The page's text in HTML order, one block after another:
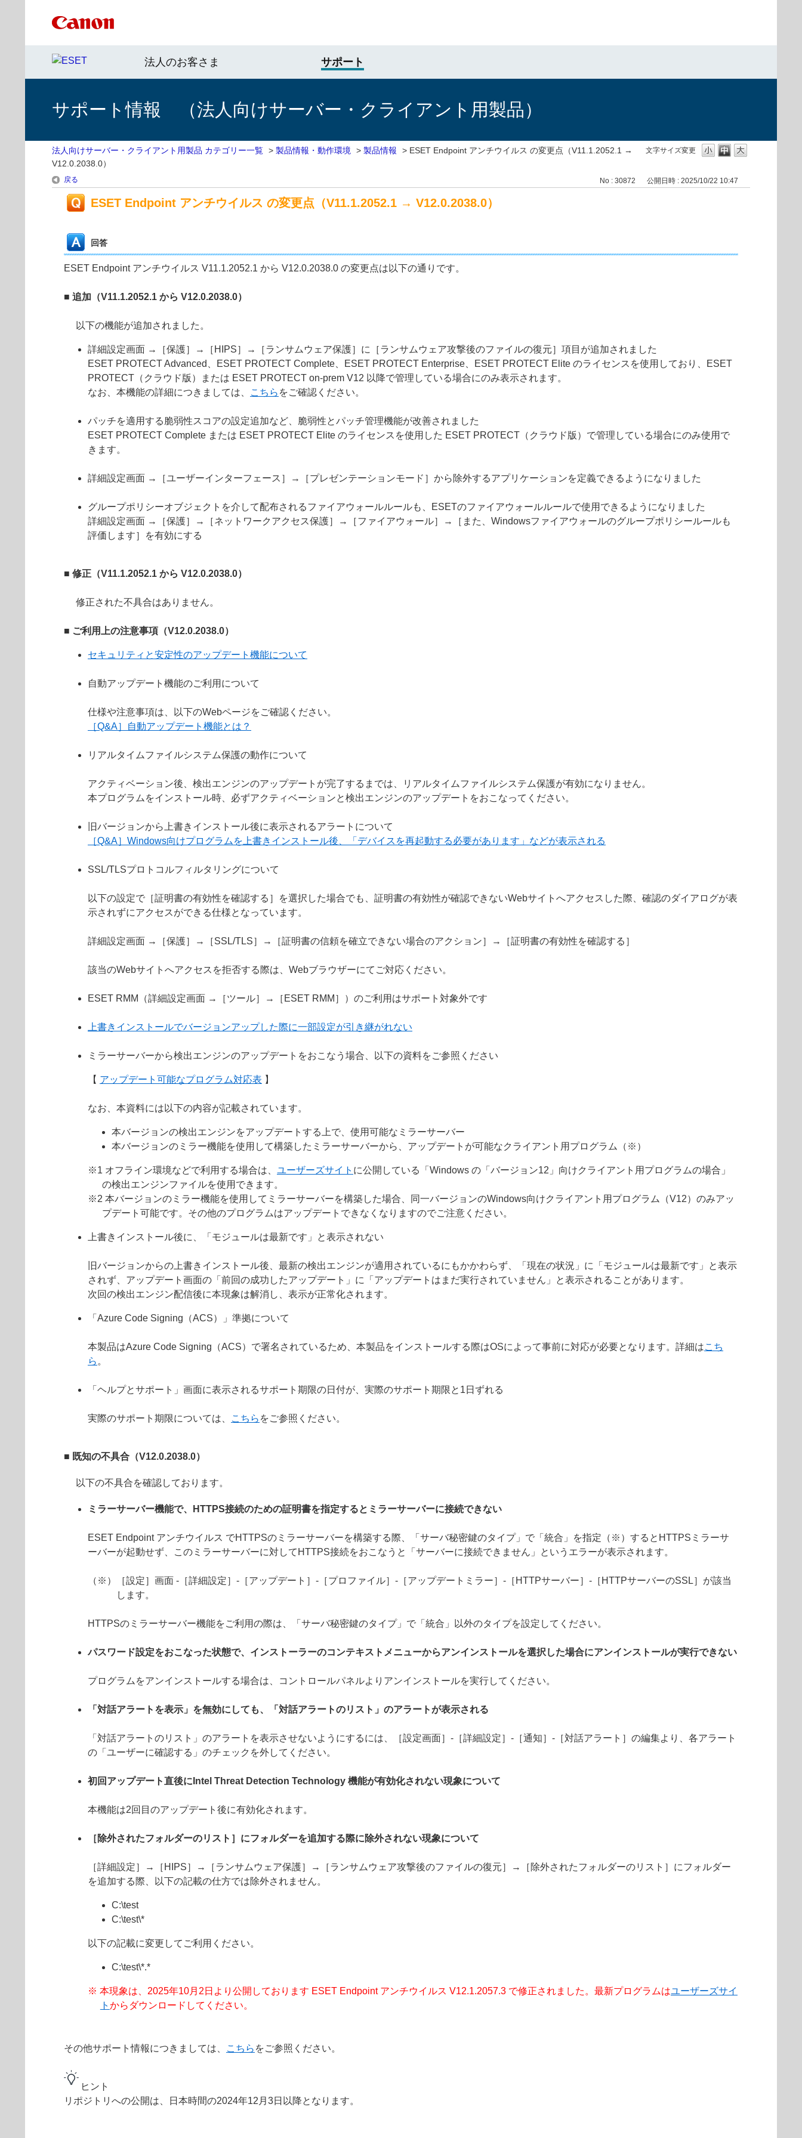
法人のお客さま サポート
サポート情報 （法人向けサーバー・クライアント用製品）
文字サイズ変更
法人向けサーバー・クライアント用製品 カテゴリー一覧 > 製品情報・動作環境 > 製品情報 > ESET Endpoint アンチウイルス の変更点（V11.1.2052.1 →
V12.0.2038.0）
戻る No : 30872 公開日時 : 2025/10/22 10:47
ESET Endpoint アンチウイルス の変更点（V11.1.2052.1 → V12.0.2038.0）
回答
ESET Endpoint アンチウイルス V11.1.2052.1 から V12.0.2038.0 の変更点は以下の通りです。
■ 追加（V11.1.2052.1 から V12.0.2038.0）
以下の機能が追加されました。
詳細設定画面 →［保護］→［HIPS］→［ランサムウェア保護］に［ランサムウェア攻撃後のファイルの復元］項目が追加されました
ESET PROTECT Advanced、ESET PROTECT Complete、ESET PROTECT Enterprise、ESET PROTECT Elite のライセンスを使用しており、ESET
PROTECT（クラウド版）または ESET PROTECT on-prem V12 以降で管理している場合にのみ表示されます。
なお、本機能の詳細につきましては、
こちら をご確認ください。
パッチを適用する脆弱性スコアの設定追加など、脆弱性とパッチ管理機能が改善されました
ESET PROTECT Complete または ESET PROTECT Elite のライセンスを使用した ESET PROTECT（クラウド版）で管理している場合にのみ使用で
きます。
詳細設定画面 →［ユーザーインターフェース］→［プレゼンテーションモード］から除外するアプリケーションを定義できるようになりました
グループポリシーオブジェクトを介して配布されるファイアウォールルールも、ESETのファイアウォールルールで使用できるようになりました
詳細設定画面 →［保護］→［ネットワークアクセス保護］→［ファイアウォール］→［また、Windowsファイアウォールのグループポリシールールも
評価します］を有効にする
■ 修正（V11.1.2052.1 から V12.0.2038.0）
修正された不具合はありません。
■ ご利用上の注意事項（V12.0.2038.0）
セキュリティと安定性のアップデート機能について
自動アップデート機能のご利用について
仕様や注意事項は、以下のWebページをご確認ください。
［Q&A］自動アップデート機能とは？
リアルタイムファイルシステム保護の動作について
アクティベーション後、検出エンジンのアップデートが完了するまでは、リアルタイムファイルシステム保護が有効になりません。
本プログラムをインストール時、必ずアクティベーションと検出エンジンのアップデートをおこなってください。
旧バージョンから上書きインストール後に表示されるアラートについて
［Q&A］Windows向けプログラムを上書きインストール後、「デバイスを再起動する必要があります」などが表示される
SSL/TLSプロトコルフィルタリングについて
以下の設定で［証明書の有効性を確認する］を選択した場合でも、証明書の有効性が確認できないWebサイトへアクセスした際、確認のダイアログが表
示されずにアクセスができる仕様となっています。
詳細設定画面 →［保護］→［SSL/TLS］→［証明書の信頼を確立できない場合のアクション］→［証明書の有効性を確認する］
該当のWebサイトへアクセスを拒否する際は、Webブラウザーにてご対応ください。
ESET RMM（詳細設定画面 →［ツール］→［ESET RMM］）のご利用はサポート対象外です
上書きインストールでバージョンアップした際に一部設定が引き継がれない
ミラーサーバーから検出エンジンのアップデートをおこなう場合、以下の資料をご参照ください
【 アップデート可能なプログラム対応表 】
なお、本資料には以下の内容が記載されています。
本バージョンの検出エンジンをアップデートする上で、使用可能なミラーサーバー
本バージョンのミラー機能を使用して構築したミラーサーバーから、アップデートが可能なクライアント用プログラム（※）
※1 オフライン環境などで利用する場合は、 ユーザーズサイト に公開している「Windows の「バージョン12」向けクライアント用プログラムの場合」
の検出エンジンファイルを使用できます。
※2 本バージョンのミラー機能を使用してミラーサーバーを構築した場合、同一バージョンのWindows向けクライアント用プログラム（V12）のみアッ
プデート可能です。その他のプログラムはアップデートできなくなりますのでご注意ください。
上書きインストール後に、「モジュールは最新です」と表示されない
旧バージョンからの上書きインストール後、最新の検出エンジンが適用されているにもかかわらず、「現在の状況」に「モジュールは最新です」と表示
されず、アップデート画面の「前回の成功したアップデート」に「アップデートはまだ実行されていません」と表示されることがあります。
次回の検出エンジン配信後に本現象は解消し、表示が正常化されます。
「Azure Code Signing（ACS）」準拠について
本製品はAzure Code Signing（ACS）で署名されているため、本製品をインストールする際はOSによって事前に対応が必要となります。詳細はこち
ら 。
「ヘルプとサポート」画面に表示されるサポート期限の日付が、実際のサポート期限と1日ずれる
実際のサポート期限については、 こちら をご参照ください。
■ 既知の不具合（V12.0.2038.0）
以下の不具合を確認しております。
ミラーサーバー機能で、HTTPS接続のための証明書を指定するとミラーサーバーに接続できない
ESET Endpoint アンチウイルス でHTTPSのミラーサーバーを構築する際、「サーバ秘密鍵のタイプ」で「統合」を指定（※）するとHTTPSミラーサ
ーバーが起動せず、このミラーサーバーに対してHTTPS接続をおこなうと「サーバーに接続できません」というエラーが表示されます。
（※）［設定］画面 -［詳細設定］-［アップデート］-［プロファイル］-［アップデートミラー］-［HTTPサーバー］-［HTTPサーバーのSSL］が該当
します。
HTTPSのミラーサーバー機能をご利用の際は、「サーバ秘密鍵のタイプ」で「統合」以外のタイプを設定してください。
パスワード設定をおこなった状態で、インストーラーのコンテキストメニューからアンインストールを選択した場合にアンインストールが実行できない
プログラムをアンインストールする場合は、コントロールパネルよりアンインストールを実行してください。
「対話アラートを表示」を無効にしても、「対話アラートのリスト」のアラートが表示される
「対話アラートのリスト」のアラートを表示させないようにするには、［設定画面］-［詳細設定］-［通知］-［対話アラート］の編集より、各アラート
の「ユーザーに確認する」のチェックを外してください。
初回アップデート直後にIntel Threat Detection Technology 機能が有効化されない現象について
本機能は2回目のアップデート後に有効化されます。
［除外されたフォルダーのリスト］にフォルダーを追加する際に除外されない現象について
［詳細設定］→［HIPS］→［ランサムウェア保護］→［ランサムウェア攻撃後のファイルの復元］→［除外されたフォルダーのリスト］にフォルダー
を追加する際、以下の記載の仕方では除外されません。
C:\test
C:\test\*
以下の記載に変更してご利用ください。
C:\test\*.*
※ 本現象は、2025年10月2日より公開しております ESET Endpoint アンチウイルス V12.1.2057.3 で修正されました。最新プログラムはユーザーズサイ
ト からダウンロードしてください。
その他サポート情報につきましては、 こちら をご参照ください。
ヒント
リポジトリへの公開は、日本時間の2024年12月3日以降となります。